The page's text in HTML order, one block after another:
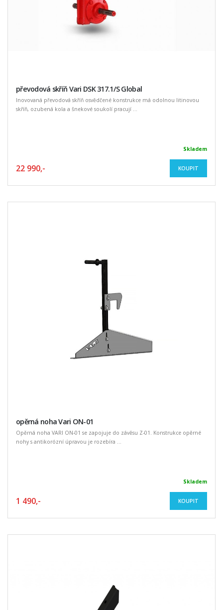
převodová skříň Vari DSK 317.1/S Global
Inovovaná převodová skříň osvědčené konstrukce má odolnou litinovou
skříň, ozubená kola a šnekové soukolí pracují ...
Skladem
22 990,- KOUPIT
opěrná noha Vari ON-01
Opěrná noha VARI ON-01 se zapojuje do závěsu Z-01. Konstrukce opěrné
nohy s antikorózní úpravou je rozebíra ...
Skladem
1 490,- KOUPIT